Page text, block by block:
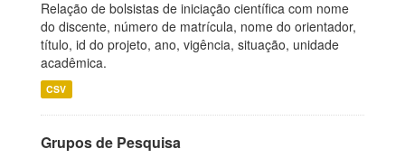
Relação de bolsistas de iniciação científica com nome
do discente, número de matrícula, nome do orientador,
título, id do projeto, ano, vigência, situação, unidade
acadêmica.
CSV
Grupos de Pesquisa